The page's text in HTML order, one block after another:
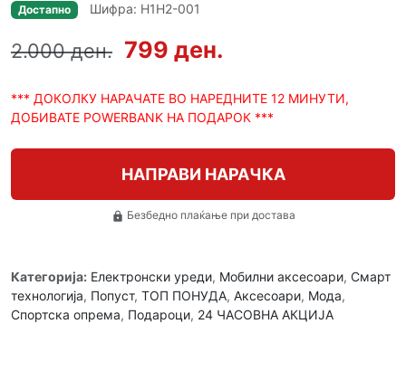
Достапно Шифра: H1H2-001
2.000 ден. 799 ден.
*** ДОКОЛКУ НАРАЧАТЕ ВО НАРЕДНИТЕ 12 МИНУТИ,
ДОБИВАТЕ POWERBANK НА ПОДАРОК ***
НАПРАВИ НАРАЧКА
lock Безбедно плаќање при достава
Категорија: Електронски уреди, Мобилни аксесоари, Смарт
технологија, Попуст, ТОП ПОНУДА, Аксесоари, Мода,
Спортска опрема, Подароци, 24 ЧАСОВНА АКЦИЈА